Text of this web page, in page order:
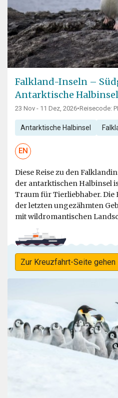
Falkland-Inseln –
Antarktische Halbinsel
23 Nov - 11 Dez, 2026•Reisecode:
Antarktische Halbinsel
EN
Diese Reise zu den
der antarktischen Halbinsel
Traum für Tierliebhaber. Die
der letzten ungezähmten
mit wildromantischen
Zur Kreuzfahrt-Seite gehen